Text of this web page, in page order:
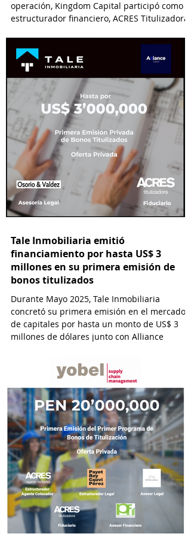
operación, Kingdom Capital participó como
estructurador financiero, ACRES Titulizadora
Estructurador y Lau-Tam & Walde como
asesor legal.
Tale Inmobiliaria emitió
financiamiento por hasta US$ 3
millones en su primera emisión de
bonos titulizados
Durante Mayo 2025, Tale Inmobiliaria
concretó su primera emisión en el mercado
de capitales por hasta un monto de US$ 3
millones de dólares junto con Alliance
Titulizadora y por el estudio Osorio & Valdez